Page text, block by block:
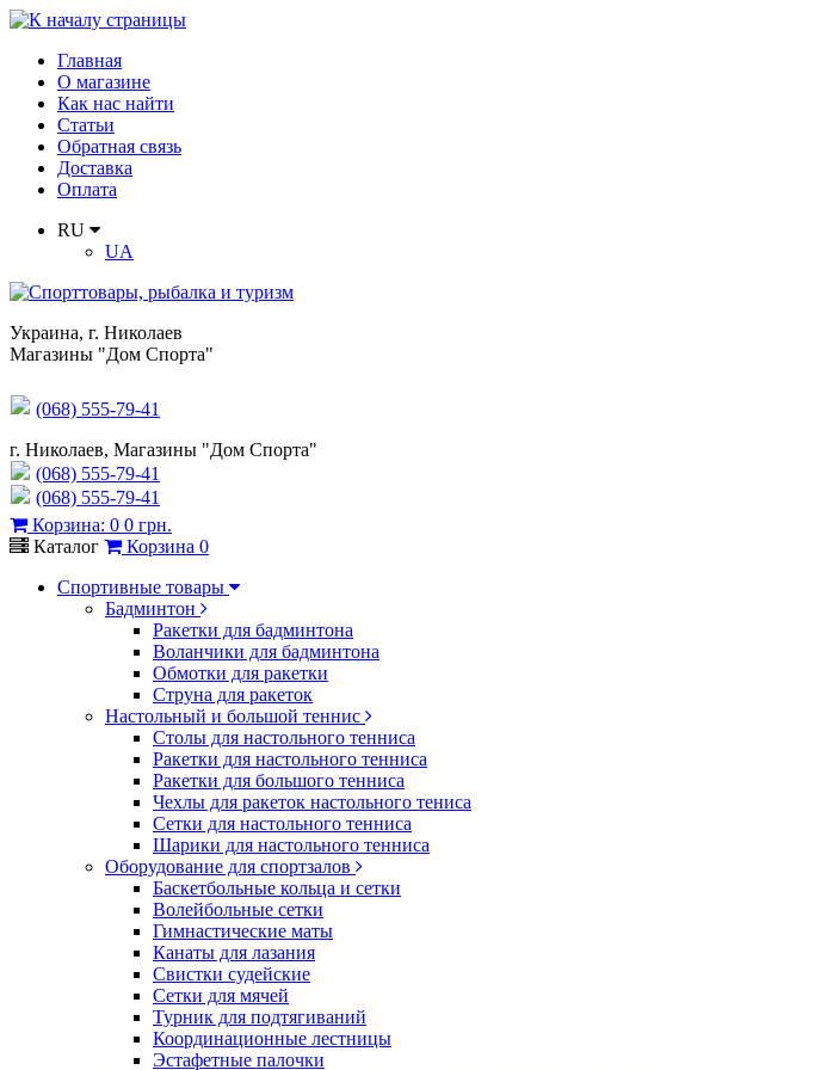
Главная
О магазине
Как нас найти
Статьи
Обратная связь
Доставка
Оплата
RU
UA
Украина, г. Николаев
Магазины "Дом Спорта"
(068) 555-79-41
г. Николаев, Магазины "Дом Спорта"
(068) 555-79-41
(068) 555-79-41
Корзина: 0 0 грн.
Каталог
Корзина 0
Спортивные товары
Бадминтон
Ракетки для бадминтона
Воланчики для бадминтона
Обмотки для ракетки
Струна для ракеток
Настольный и большой теннис
Столы для настольного тенниса
Ракетки для настольного тенниса
Ракетки для большого тенниса
Чехлы для ракеток настольного тениса
Сетки для настольного тенниса
Шарики для настольного тенниса
Оборудование для спортзалов
Баскетбольные кольца и сетки
Волейбольные сетки
Гимнастические маты
Канаты для лазания
Свистки судейские
Сетки для мячей
Турник для подтягиваний
Координационные лестницы
Эстафетные палочки